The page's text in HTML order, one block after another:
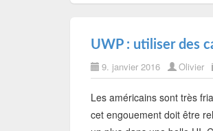
UWP : utiliser des
9. janvier 2016 Olivier
Les américains sont très
cet engouement doit être